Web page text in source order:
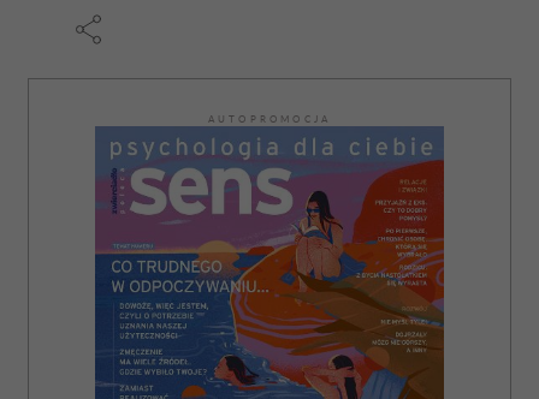
AUTOPROMOCJA